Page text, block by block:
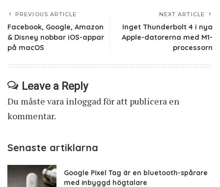
PREVIOUS ARTICLE
Facebook, Google, Amazon
& Disney nobbar iOS-appar
på macOS
NEXT ARTICLE
Inget Thunderbolt 4 i nya
Apple-datorerna med M1-
processorn
Leave a Reply
Du måste vara inloggadför att publicera en
kommentar.
Senaste artiklarna
Google Pixel Tag är en bluetooth-spårare
med inbyggd högtalare